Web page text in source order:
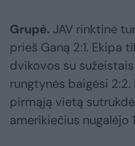
Grupė. JAV rinktinė
prieš Ganą 2:1. Ekipa
dvikovos su
rungtynės baigėsi
pirmąją vietą
amerikiečius nugalėjo